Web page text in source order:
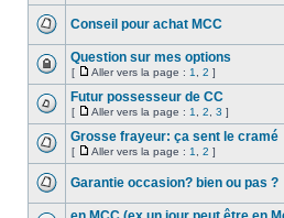
Conseil pour achat MCC
Question sur mes options
[ Aller vers la page : 1 2 ]
Futur possesseur de CC
[ Aller vers la page : 1 2 3 ]
Grosse frayeur: ça sent le cramé
[ Aller vers la page : 1 2 ]
Garantie occasion? bien ou pas ?